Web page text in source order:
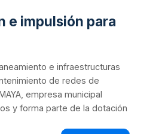
e impulsión para
e infraestructuras
de redes de
empresa municipal
y forma parte de la dotación